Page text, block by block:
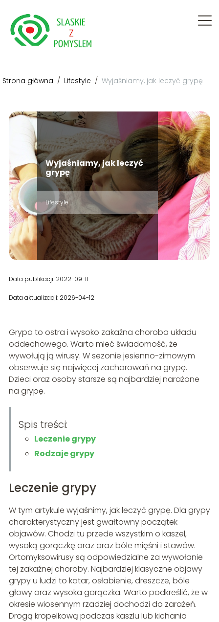
Strona główna / Lifestyle / Wyjaśniamy, jak leczyć grypę
Wyjaśniamy, jak leczyć
grypę
Lifestyle
Data publikacji: 2022-09-11
Data aktualizacji: 2026-04-12
Grypa to ostra i wysoko zakaźna choroba układu
oddechowego. Warto mieć świadomość, że
wywołują ją wirusy. W sezonie jesienno-zimowym
obserwuje się najwięcej zachorowań na grypę.
Dzieci oraz osoby starsze są najbardziej narażone
na grypę.
Spis treści:
Leczenie grypy
Rodzaje grypy
Leczenie grypy
W tym artykule wyjaśnimy, jak leczyć grypę. Dla grypy
charakterystyczny jest gwałtowny początek
objawów. Chodzi tu przede wszystkim o kaszel,
wysoką gorączkę oraz oraz bóle mięśni i stawów.
Ortomyksowirusy są odpowiedzialne za wywołanie
tej zakaźnej choroby. Najbardziej klasyczne objawy
grypy u ludzi to katar, osłabienie, dreszcze, bóle
głowy oraz wysoka gorączka. Warto podkreślić, że w
okresie wiosennym rzadziej dochodzi do zarażeń.
Drogą kropelkową podczas kaszlu lub kichania